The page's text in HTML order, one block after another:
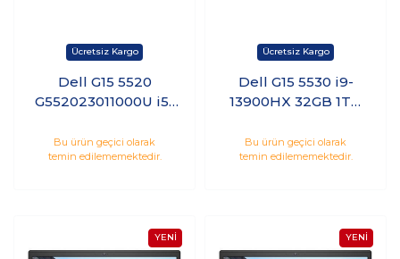
Dell G15 5520
G552023011000U i5-
4GB RTX3050 120Hz
15.6 Ubuntu
Bu ürün geçici olarak
temin edilememektedir.
Dell G15 5530 i9-
13900HX 32GB 1TB
15.6 Freedos
G55302401017U
Bu ürün geçici olarak
temin edilememektedir.